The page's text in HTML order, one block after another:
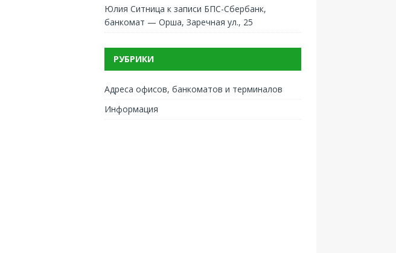
Юлия Ситница к записи БПС-Сбербанк,
банкомат — Орша, Заречная ул., 25
РУБРИКИ
Адреса офисов, банкоматов и терминалов
Информация